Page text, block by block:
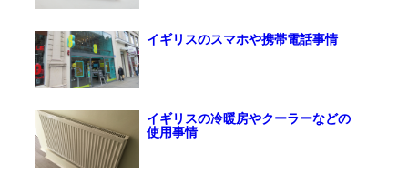
イギリスのスマホや携帯電話事情
イギリスの冷暖房やクーラーなどの
使用事情